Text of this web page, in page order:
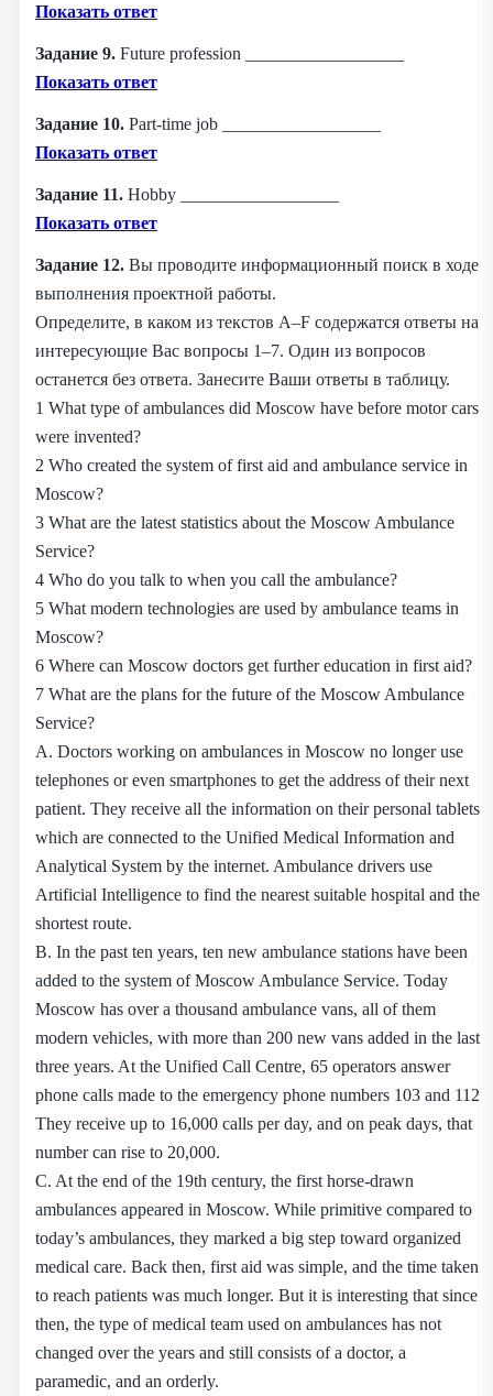
Показать ответ
Задание 9. Future profession __________________
Показать ответ
Задание 10. Part-time job __________________
Показать ответ
Задание 11. Hobby __________________
Показать ответ
Задание 12. Вы проводите информационный поиск в ходе
выполнения проектной работы.
Определите, в каком из текстов A–F содержатся ответы на
интересующие Вас вопросы 1–7. Один из вопросов
останется без ответа. Занесите Ваши ответы в таблицу.
1 What type of ambulances did Moscow have before motor cars
were invented?
2 Who created the system of first aid and ambulance service in
Moscow?
3 What are the latest statistics about the Moscow Ambulance
Service?
4 Who do you talk to when you call the ambulance?
5 What modern technologies are used by ambulance teams in
Moscow?
6 Where can Moscow doctors get further education in first aid?
7 What are the plans for the future of the Moscow Ambulance
Service?
A. Doctors working on ambulances in Moscow no longer use
telephones or even smartphones to get the address of their next
patient. They receive all the information on their personal tablets
which are connected to the Unified Medical Information and
Analytical System by the internet. Ambulance drivers use
Artificial Intelligence to find the nearest suitable hospital and the
shortest route.
B. In the past ten years, ten new ambulance stations have been
added to the system of Moscow Ambulance Service. Today
Moscow has over a thousand ambulance vans, all of them
modern vehicles, with more than 200 new vans added in the last
three years. At the Unified Call Centre, 65 operators answer
phone calls made to the emergency phone numbers 103 and 112
They receive up to 16,000 calls per day, and on peak days, that
number can rise to 20,000.
C. At the end of the 19th century, the first horse-drawn
ambulances appeared in Moscow. While primitive compared to
today’s ambulances, they marked a big step toward organized
medical care. Back then, first aid was simple, and the time taken
to reach patients was much longer. But it is interesting that since
then, the type of medical team used on ambulances has not
changed over the years and still consists of a doctor, a
paramedic, and an orderly.